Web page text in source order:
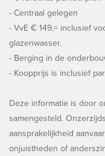
- Centraal gelegen
- VvE € 149,= inclusief
glazenwasser.
- Berging in de
- Koopprijs is inclusief
Deze informatie is door
samengesteld.
aansprakelijkheid
onjuistheden of